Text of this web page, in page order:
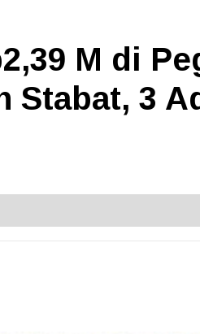
M di
Stabat, 3